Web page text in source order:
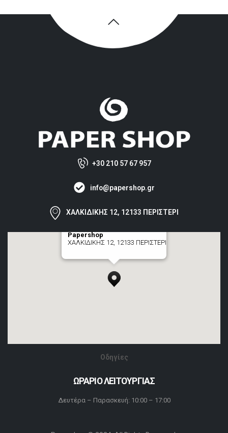
+30 210 57 67 957
info@papershop.gr
ΧΑΛΚΙΔΙΚΗΣ 12, 12133 ΠΕΡΙΣΤΕΡΙ
Papershop
ΧΑΛΚΙΔΙΚΗΣ 12, 12133 ΠΕΡΙΣΤΕΡΙ
Οδηγίες
ΩΡΑΡΙΟ ΛΕΙΤΟΥΡΓΙΑΣ
Δευτέρα – Παρασκευή: 10:00 – 17:00